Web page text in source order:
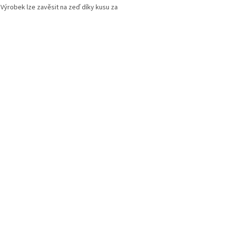
Výrobek lze zavěsit na zeď díky kusu za